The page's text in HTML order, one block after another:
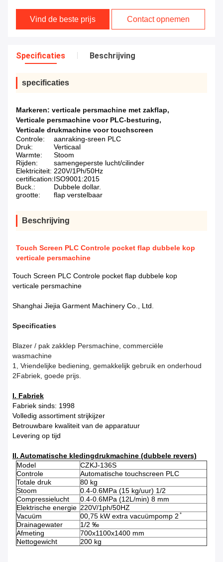
Vind de beste prijs Contact opnemen
Specificaties Beschrijving
specificaties
Markeren: verticale persmachine met zakflap,
Verticale persmachine voor PLC-besturing,
Verticale drukmachine voor touchscreen
Controle:
aanraking-sreen PLC
Druk:
Verticaal
Warmte:
Stoom
Rijden:
samengeperste lucht/cilinder
Elektriciteit: 220V/1Ph/50Hz
certification:ISO9001:2015
Buck.:
Dubbele dollar.
grootte:
flap verstelbaar
Beschrijving
Touch Screen PLC Controle pocket flap dubbele kop
verticale persmachine
Touch Screen PLC Controle pocket flap dubbele kop
verticale persmachine
Shanghai Jiejia Garment Machinery Co., Ltd.
Specificaties
Blazer / pak zakklep Persmachine, commerciële
wasmachine
1, Vriendelijke bediening, gemakkelijk gebruik en onderhoud
2Fabriek, goede prijs.
I. Fabriek
Fabriek sinds: 1998
Volledig assortiment strijkijzer
Betrouwbare kwaliteit van de apparatuur
Levering op tijd
II. Automatische kledingdrukmachine (dubbele revers)
Model
CZKJ-136S
Controle
Automatische touchscreen PLC
Totale druk
80 kg
Stoom
0.4-0.6MPa (15 kg/uur) 1/2
Compressielucht
0.4-0.6MPa (12L/min) 8 mm
Elektrische energie 220V/1ph/50HZ
Vacuüm
00,75 kW extra vacuümpomp 2 ̊
Drainagewater
1/2 ‰
Afmeting
700x1100x1400 mm
Nettogewicht
200 kg